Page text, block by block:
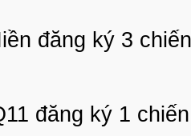
đăng ký 3
đăng ký 1